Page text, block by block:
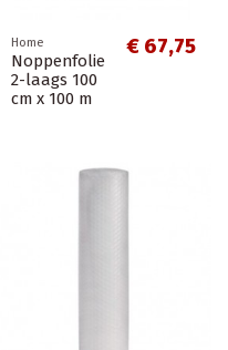
Home
Noppenfolie
2-laags 100
cm x 100 m
€ 67,75